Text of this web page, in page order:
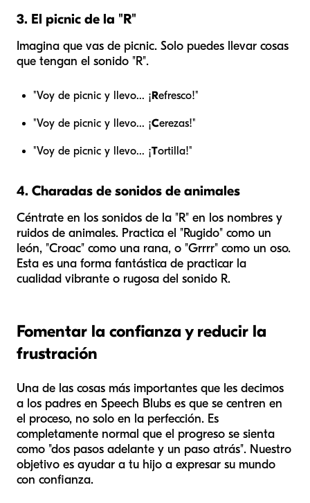
3. El picnic de la "R"
Imagina que vas de picnic. Solo puedes llevar cosas
que tengan el sonido "R".
"Voy de picnic y llevo... ¡Refresco!"
"Voy de picnic y llevo... ¡Cerezas!"
"Voy de picnic y llevo... ¡Tortilla!"
4. Charadas de sonidos de animales
Céntrate en los sonidos de la "R" en los nombres y
ruidos de animales. Practica el "Rugido" como un
león, "Croac" como una rana, o "Grrrr" como un oso.
Esta es una forma fantástica de practicar la
cualidad vibrante o rugosa del sonido R.
Fomentar la confianza y reducir la
frustración
Una de las cosas más importantes que les decimos
a los padres en Speech Blubs es que se centren en
el proceso, no solo en la perfección. Es
completamente normal que el progreso se sienta
como "dos pasos adelante y un paso atrás". Nuestro
objetivo es ayudar a tu hijo a expresar su mundo
con confianza.